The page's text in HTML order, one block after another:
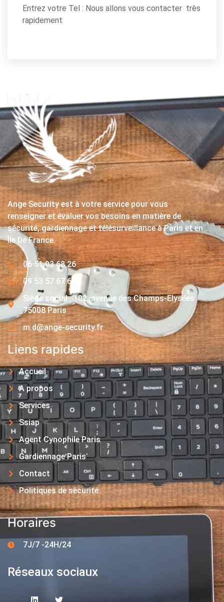
Entrez votre Tel : Nous allons vous contacter très
rapidement
Ange Security est à votre service pour vous
renseigner et évaluer vos besoins en matière de
sécurité, gardiennage et télésurveillance à Paris et en
Île De France.
06 51 03 68 26
09 53 57 67 63
Siège social : 102, avenue des Champs-Elysées
75008 Paris
m.d@ange-security.fr
Liens rapides
Accueil
A propos
Services
Ssiap
Agent Cynophile Paris
Gardiennage Paris
Contact
Politiques de sécurité
Horaires
7J/7 -24H/24
Réseaux sociaux